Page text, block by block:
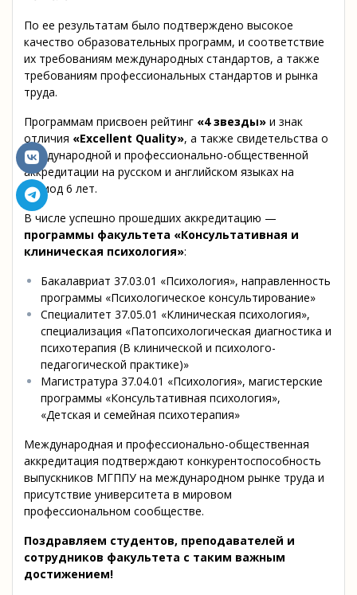
По ее результатам было подтверждено высокое
качество образовательных программ, и соответствие
их требованиям международных стандартов, а также
требованиям профессиональных стандартов и рынка
труда.
Программам присвоен рейтинг «4 звезды» и знак
отличия «Excellent Quality», а также свидетельства о
международной и профессионально-общественной
аккредитации на русском и английском языках на
период 6 лет.
В числе успешно прошедших аккредитацию —
программы факультета «Консультативная и
клиническая психология»:
Бакалавриат 37.03.01 «Психология», направленность
программы «Психологическое консультирование»
Специалитет 37.05.01 «Клиническая психология»,
специализация «Патопсихологическая диагностика и
психотерапия (В клинической и психолого-
педагогической практике)»
Магистратура 37.04.01 «Психология», магистерские
программы «Консультативная психология»,
«Детская и семейная психотерапия»
Международная и профессионально-общественная
аккредитация подтверждают конкурентоспособность
выпускников МГППУ на международном рынке труда и
присутствие университета в мировом
профессиональном сообществе.
Поздравляем студентов, преподавателей и
сотрудников факультета с таким важным
достижением!